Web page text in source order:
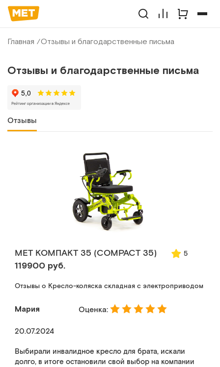
Главная Отзывы и благодарственные письма
Отзывы и благодарственные письма
Отзывы
MET КОМПАКТ 35 (COMPACT 35) 5
119900 руб.
Отзывы о Кресло-коляска складная с электроприводом
Мария Оценка:
20.07.2024
Выбирали инвалидное кресло для брата, искали
долго, в итоге остановили свой выбор на компании